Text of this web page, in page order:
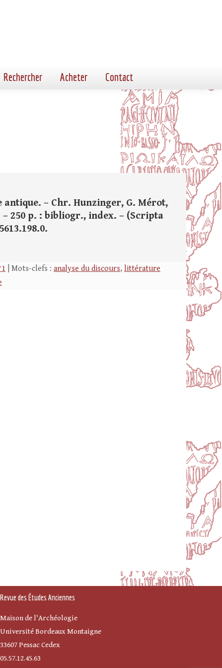
Rechercher Acheter Contact
– Chr. Hunzinger, G. Mérot,
– 250 p. : bibliogr., index. – (Scripta
| Mots-clefs : analyse du discours, littérature
Revue des Études Anciennes
Maison de l'Archéologie
Université Bordeaux Montaigne
33607 Pessac Cedex
05.57.12.45.63